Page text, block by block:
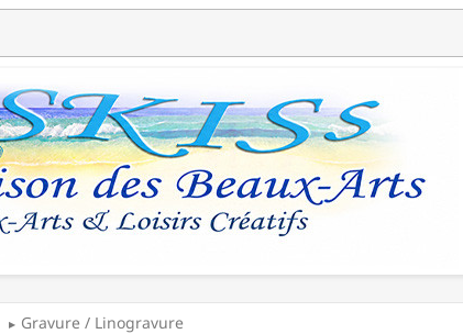
Gravure / Linogravure